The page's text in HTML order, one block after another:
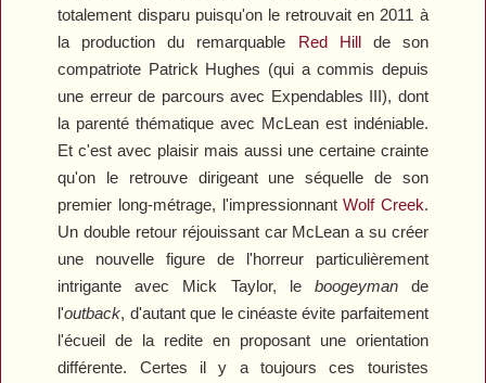
totalement disparu puisqu'on le retrouvait en 2011 à
la production du remarquable Red Hillde son
compatriote Patrick Hughes (qui a commis depuis
une erreur de parcours avec Expendables III), dont
la parenté thématique avec McLean est indéniable.
Et c'est avec plaisir mais aussi une certaine crainte
qu'on le retrouve dirigeant une séquelle de son
premier long-métrage, l'impressionnantWolf Creek.
Un double retour réjouissant car McLean a su créer
une nouvelle figure de l'horreur particulièrement
intrigante avec Mick Taylor, le boogeymande
l'outback, d'autant que le cinéaste évite parfaitement
l'écueil de la redite en proposant une orientation
différente. Certes il y a toujours ces touristes